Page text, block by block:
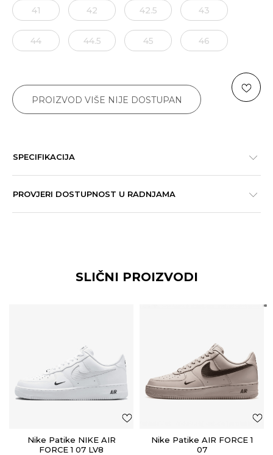
41 42 42.5 43
44 44.5 45 46
PROIZVOD VIŠE NIJE DOSTUPAN
SPECIFIKACIJA
PROVJERI DOSTUPNOST U RADNJAMA
SLIČNI PROIZVODI
Nike Patike NIKE AIR
FORCE 1 07 LV8
Nike Patike AIR FORCE 1
07